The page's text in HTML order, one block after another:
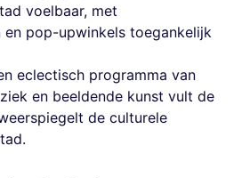
voelbaar, met
pop-upwinkels toegankelijk
eclectisch programma van
en beeldende kunst vult de
de culturele